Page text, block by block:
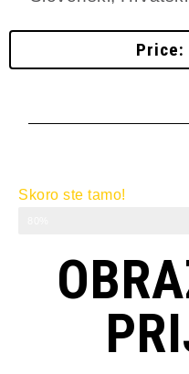
Price:
Skoro ste tamo!